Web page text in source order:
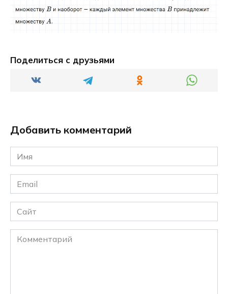
Поделиться с друзьями
Добавить комментарий
Имя
*
Email
*
Сайт
Комментарий